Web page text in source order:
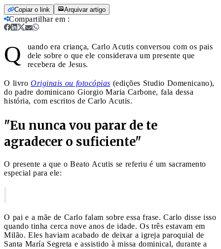
Copiar o link Arquivar artigo
Compartilhar em :
Q
uando era criança, Carlo Acutis conversou com os pais
dele sobre o que ele considerava um presente que
recebera de Jesus.
O livro Originais ou fotocópias (edições Studio Domenicano),
do padre dominicano Giorgio Maria Carbone, fala dessa
história, com escritos de Carlo Acutis.
"Eu nunca vou parar de te
agradecer o suficiente"
O presente a que o Beato Acutis se referiu é um sacramento
especial para ele:
O pai e a mãe de Carlo falam sobre essa frase. Carlo disse isso
quando tinha cerca nove anos de idade. Os três estavam em
Milão. Eles haviam acabado de deixar a igreja paroquial de
Santa María Segreta e assistido à missa dominical, durante a